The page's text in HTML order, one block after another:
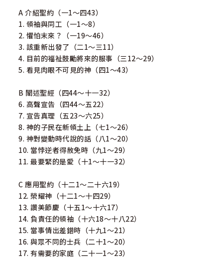
A 介紹聖約（一1～四43）
1. 領袖與同工（一1～8）
2. 懼怕末來？（一19～46）
3. 該重新出發了（二1～三11）
4. 目前的福祉鼓勵將來的服事（三12～29）
5. 看見肉眼不可見的神（四1～43）
B 闡述聖經（四44～十一32）
6. 高聲宣告（四44～五22）
7. 宣告真理（五23～六25）
8. 神的子民在新領土上（七1～26）
9. 神對變動時代說的話（八1～20）
10. 當悖逆者得赦免時（九1～29）
11. 最要緊的是愛（十1～十一32）
C 應用聖約（十二1～二十六19）
12. 榮耀神（十二1～十四29）
13. 讚美節慶（十五1～十六17）
14. 負責任的領袖（十六18～十八22）
15. 當事情出差錯時（十九1～21）
16. 與眾不同的士兵（二十1～20）
17. 有需要的家庭（二十一1～23）